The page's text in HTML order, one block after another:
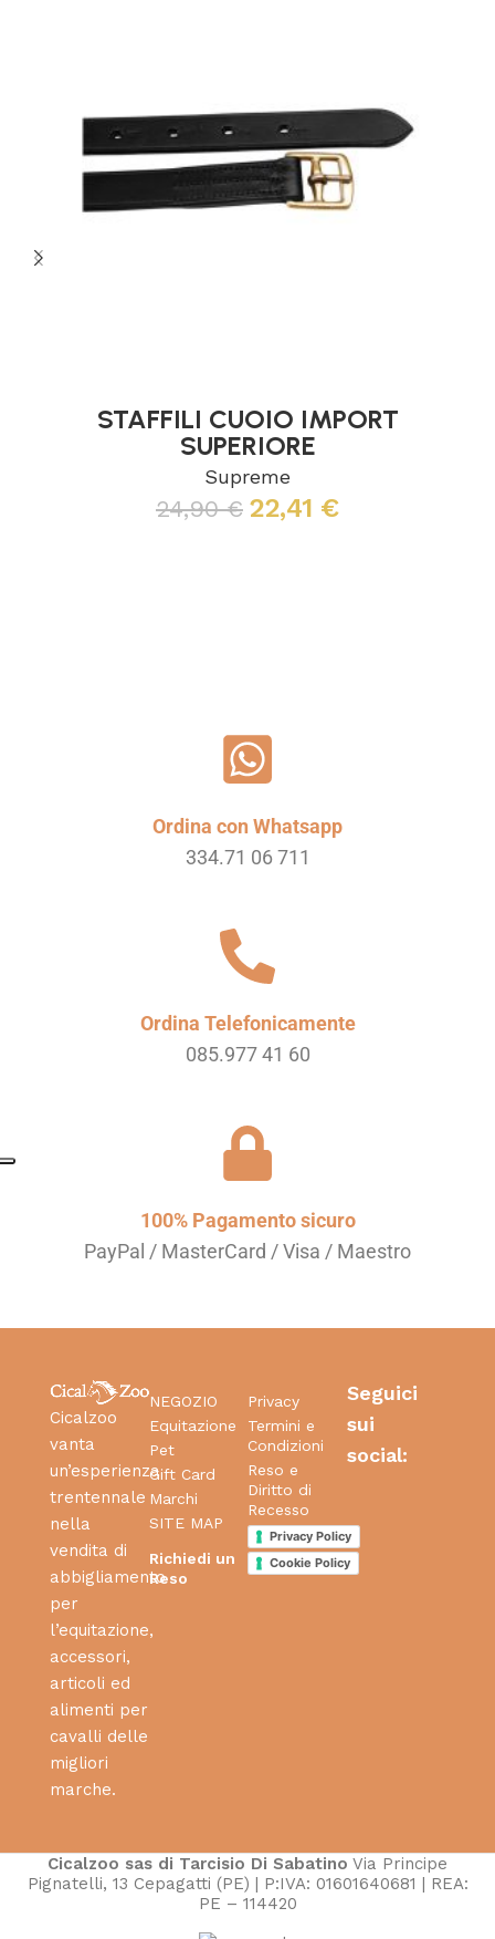
STAFFILI CUOIO IMPORT
SUPERIORE
Supreme
24,90€ 22,41 €
Ordina con Whatsapp
334.71 06 711
Ordina Telefonicamente
085.977 41 60
100% Pagamento sicuro
PayPal / MasterCard / Visa / Maestro
Cicalzoo
vanta
un’esperienza
trentennale
nella
vendita di
abbigliamento
per
l’equitazione,
accessori,
articoli ed
alimenti per
cavalli delle
migliori
marche.
NEGOZIO
Equitazione
Pet
Gift Card
Marchi
SITE MAP
Richiedi un
Reso
Privacy
Termini e
Condizioni
Reso e
Diritto di
Recesso
Privacy Policy
Cookie Policy
Seguici
sui
social:
Cicalzoo sas di Tarcisio Di Sabatino Via Principe
Pignatelli, 13 Cepagatti (PE) | P:IVA: 01601640681 | REA:
PE – 114420